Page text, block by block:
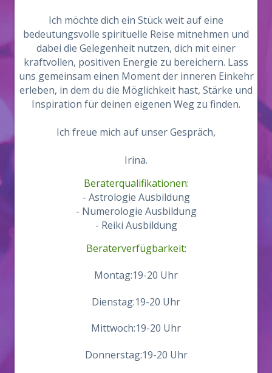
Ich möchte dich ein Stück weit auf eine
bedeutungsvolle spirituelle Reise mitnehmen und
dabei die Gelegenheit nutzen, dich mit einer
kraftvollen, positiven Energie zu bereichern. Lass
uns gemeinsam einen Moment der inneren Einkehr
erleben, in dem du die Möglichkeit hast, Stärke und
Inspiration für deinen eigenen Weg zu finden.
Ich freue mich auf unser Gespräch,
Irina.
Beraterqualifikationen:
- Astrologie Ausbildung
- Numerologie Ausbildung
- Reiki Ausbildung
Beraterverfügbarkeit:
Montag:19-20 Uhr
Dienstag:19-20 Uhr
Mittwoch:19-20 Uhr
Donnerstag:19-20 Uhr